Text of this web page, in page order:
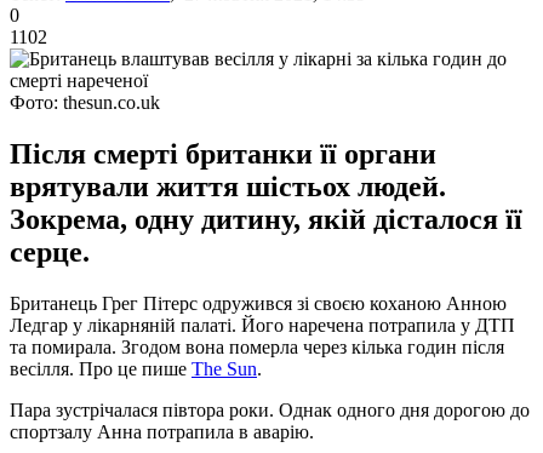
0
1102
Фото: thesun.co.uk
Після смерті британки її органи
врятували життя шістьох людей.
Зокрема, одну дитину, якій дісталося її
серце.
Британець Грег Пітерс одружився зі своєю коханою Анною
Ледгар у лікарняній палаті. Його наречена потрапила у ДТП
та помирала. Згодом вона померла через кілька годин після
весілля. Про це пише The Sun.
Пара зустрічалася півтора роки. Однак одного дня дорогою до
спортзалу Анна потрапила в аварію.